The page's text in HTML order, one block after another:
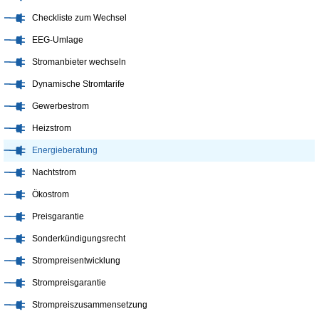
Checkliste zum Wechsel
EEG-Umlage
Stromanbieter wechseln
Dynamische Stromtarife
Gewerbestrom
Heizstrom
Energieberatung
Nachtstrom
Ökostrom
Preisgarantie
Sonderkündigungsrecht
Strompreisentwicklung
Strompreisgarantie
Strompreiszusammensetzung